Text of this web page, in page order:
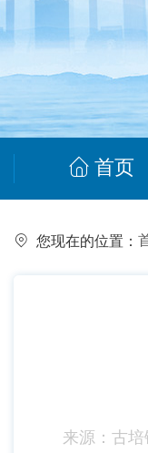
首页
您现在的位置：
来源：古培